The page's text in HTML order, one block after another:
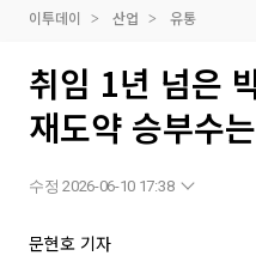
이투데이 산업 유통
취임 1년 넘은
재도약 승부수
수정 2026-06-10 17:38
문현호 기자